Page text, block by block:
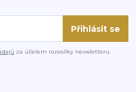
Přihlásit se
za účelem rozesílky newsletteru.